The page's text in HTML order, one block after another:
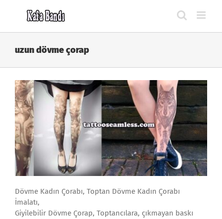
uzun dövme çorap
Dövme Kadın Çorabı, Toptan Dövme Kadın Çorabı
İmalatı,
Giyilebilir Dövme Çorap, Toptancılara, çıkmayan baskı